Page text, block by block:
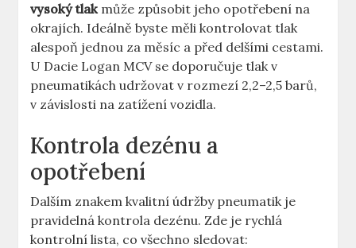
vysoký tlakmůže způsobit jeho opotřebení na
okrajích. Ideálně byste měli kontrolovat tlak
alespoň jednou za měsíc a před delšími cestami.
U Dacie Logan MCV se doporučuje tlak v
pneumatikách udržovat v rozmezí 2,2–2,5 barů,
v závislosti na zatížení vozidla.
Kontrola dezénu a
opotřebení
Dalším znakem kvalitní údržby pneumatik je
pravidelná kontrola dezénu. Zde je rychlá
kontrolní lista, co všechno sledovat: